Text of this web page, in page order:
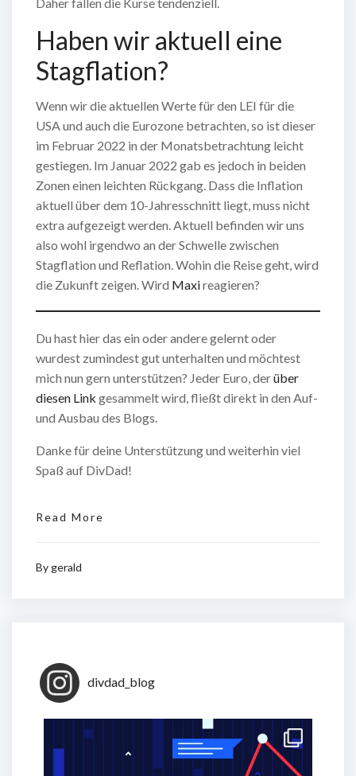
Haben wir aktuell eine
Stagflation?
Wenn wir die aktuellen Werte für den LEI für die
USA und auch die Eurozone betrachten, so ist dieser
im Februar 2022 in der Monatsbetrachtung leicht
gestiegen. Im Januar 2022 gab es jedoch in beiden
Zonen einen leichten Rückgang. Dass die Inflation
aktuell über dem 10-Jahresschnitt liegt, muss nicht
extra aufgezeigt werden. Aktuell befinden wir uns
also wohl irgendwo an der Schwelle zwischen
Stagflation und Reflation. Wohin die Reise geht, wird
die Zukunft zeigen. Wird Maxireagieren?
Du hast hier das ein oder andere gelernt oder
wurdest zumindest gut unterhalten und möchtest
mich nun gern unterstützen? Jeder Euro, derüber
diesen Link gesammelt wird, fließt direkt in den Auf-
und Ausbau des Blogs.
Danke für deine Unterstützung und weiterhin viel
Spaß auf DivDad!
Read More
Bygerald
divdad_blog